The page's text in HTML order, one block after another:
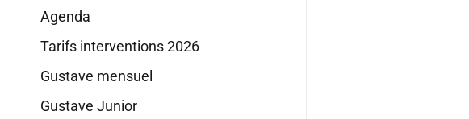
Agenda
Tarifs interventions 2026
Gustave mensuel
Gustave Junior